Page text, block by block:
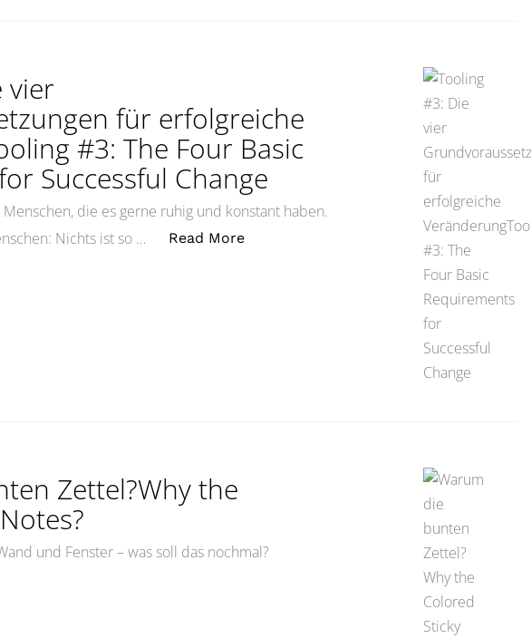
vier
für erfolgreiche
#3: The Four Basic
Successful Change
die es gerne ruhig und konstant haben.
Nichts ist so …
Read More„Tooling #3: Die vier
Zettel?Why the
und Fenster – was soll das nochmal?